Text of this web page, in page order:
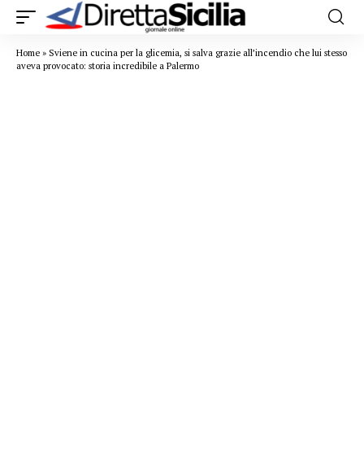
Home » Sviene in cucina per la glicemia, si salva grazie all’incendio che lui stesso
aveva provocato: storia incredibile a Palermo